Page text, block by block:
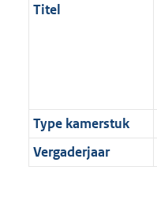
Titel
Type kamerstuk
Vergaderjaar